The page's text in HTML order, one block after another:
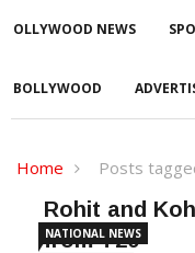
OLLYWOOD NEWS
BOLLYWOOD
Home Posts
NATIONAL NEWS
Rohit and
from T20